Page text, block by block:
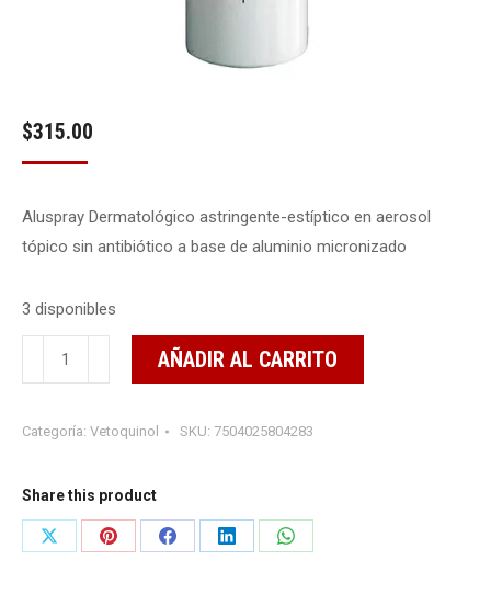
$315.00
Aluspray Dermatológico astringente-estíptico en aerosol
tópico sin antibiótico a base de aluminio micronizado
3 disponibles
Aluspray
210
cantidad
AÑADIR AL CARRITO
Categoría: Vetoquinol SKU: 7504025804283
Share this product
Share
Share
Share
Share
Share